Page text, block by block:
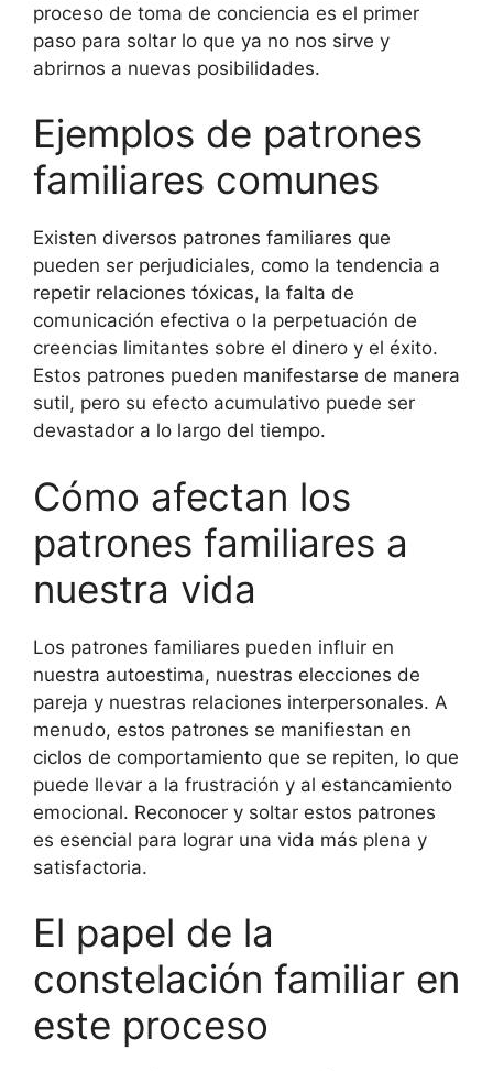
proceso de toma de conciencia es el primer
paso para soltar lo que ya no nos sirve y
abrirnos a nuevas posibilidades.
Ejemplos de patrones
familiares comunes
Existen diversos patrones familiares que
pueden ser perjudiciales, como la tendencia a
repetir relaciones tóxicas, la falta de
comunicación efectiva o la perpetuación de
creencias limitantes sobre el dinero y el éxito.
Estos patrones pueden manifestarse de manera
sutil, pero su efecto acumulativo puede ser
devastador a lo largo del tiempo.
Cómo afectan los
patrones familiares a
nuestra vida
Los patrones familiares pueden influir en
nuestra autoestima, nuestras elecciones de
pareja y nuestras relaciones interpersonales. A
menudo, estos patrones se manifiestan en
ciclos de comportamiento que se repiten, lo que
puede llevar a la frustración y al estancamiento
emocional. Reconocer y soltar estos patrones
es esencial para lograr una vida más plena y
satisfactoria.
El papel de la
constelación familiar en
este proceso